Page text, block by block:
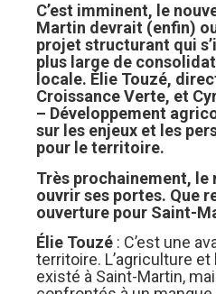
C’est imminent, le
Martin devrait (enfin)
projet structurant qui
plus large de
locale. Élie Touzé,
Croissance Verte, et
– Développement
sur les enjeux et les
pour le territoire.
Très prochainement,
ouvrir ses portes. Que
ouverture pour Saint-
Élie Touzé : C’est une
territoire. L’agriculture
existé à Saint-Martin,